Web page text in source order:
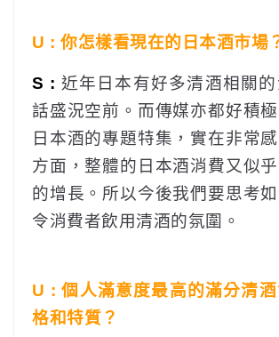
U : 你怎樣看現在的日本酒市場
S : 近年日本有好多清酒相關
話盛況空前。而傳媒亦都好積
日本酒的專題特集，實在非常
方面，整體的日本酒消費又似
的增長。所以今後我們要思考
令消費者飲用清酒的氛圍。
U : 個人滿意度最高的滿分清
格和特質？